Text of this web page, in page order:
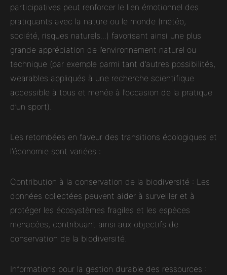
participatives peut renforcer le lien émotionnel des
pratiquants avec la nature ou le monde (météo,
société, risques naturels...) favorisant ainsi une plus
grande appréciation de l’environnement naturel ou
technique (par exemple parmi tant d’autres possibilités,
wearables appliqués à une recherche scientifique
accessible à tous et menée à l’occasion de la pratique
d’un sport).
Les retombées en faveur des transitions écologiques et
l’économie sont variées :
Contribution à la conservation de la biodiversité : Les
données collectées peuvent aider à surveiller et à
protéger les écosystèmes fragiles et les espèces
menacées, contribuant ainsi aux objectifs de
conservation de la biodiversité.
Informations pour la gestion durable des ressources :